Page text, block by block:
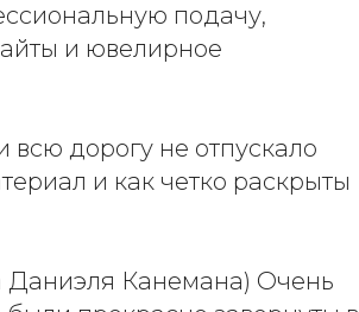
подачу,
и ювелирное
всю дорогу не отпускало
и как четко раскрыты
Даниэля Канемана) Очень